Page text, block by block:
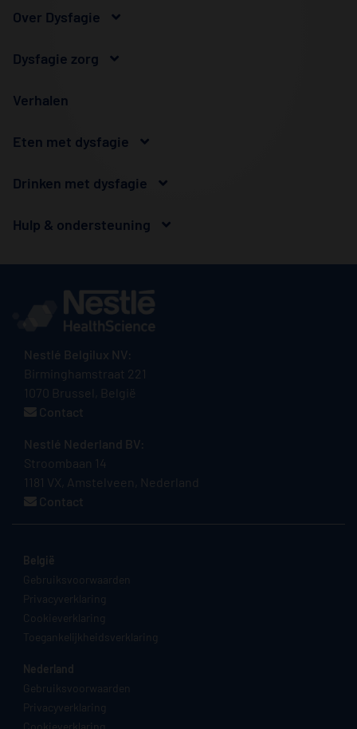
Over Dysfagie
Dysfagie zorg
Verhalen
Eten met dysfagie
Drinken met dysfagie
Hulp & ondersteuning
Nestlé Belgilux NV:
Birminghamstraat 221
1070 Brussel, België
Contact
Nestlé Nederland BV:
Stroombaan 14
1181 VX, Amstelveen, Nederland
Contact
België
Gebruiksvoorwaarden
Privacyverklaring
Cookieverklaring
Toegankelijkheidsverklaring
Nederland
Gebruiksvoorwaarden
Privacyverklaring
Cookieverklaring